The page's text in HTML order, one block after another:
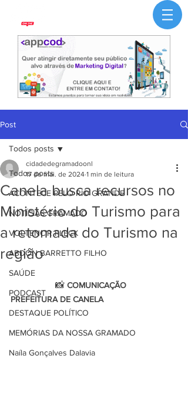
Post
Todos posts
ACONTECE PELO RIO GRANDE
NOTÍCIAS GRAMADO
VOLTENCIR FLECK
ABDON BARRETTO FILHO
SAÚDE
PODCAST
DESTAQUE POLÍTICO
MEMÓRIAS DA NOSSA GRAMADO
Naíla Gonçalves Dalavia
Todos posts
Canela busca recursos no
Ministério do Turismo para
a retomada do Turismo na
região
cidadedegramadoonl
17 de mai. de 2024 1 min de leitura
                   📸
COMUNICAÇÃO
PREFEITURA DE CANELA